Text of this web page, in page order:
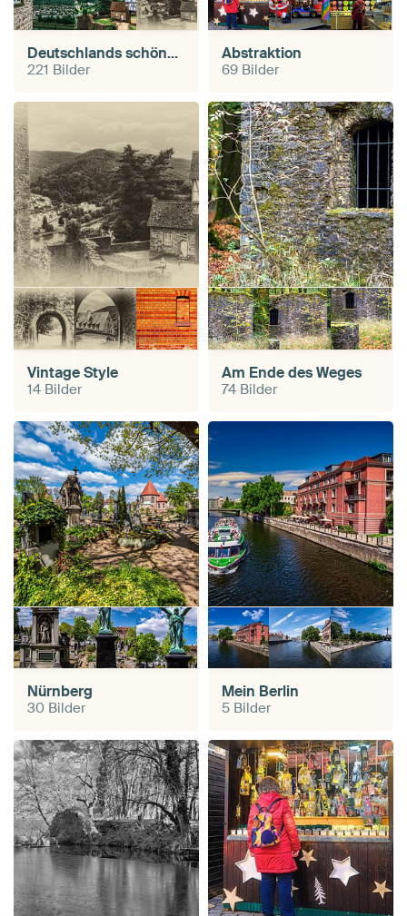
Deutschlands schöner Süden
221 Bilder
Abstraktion
69 Bilder
Vintage Style
14 Bilder
Am Ende des Weges
74 Bilder
Nürnberg
30 Bilder
Mein Berlin
5 Bilder